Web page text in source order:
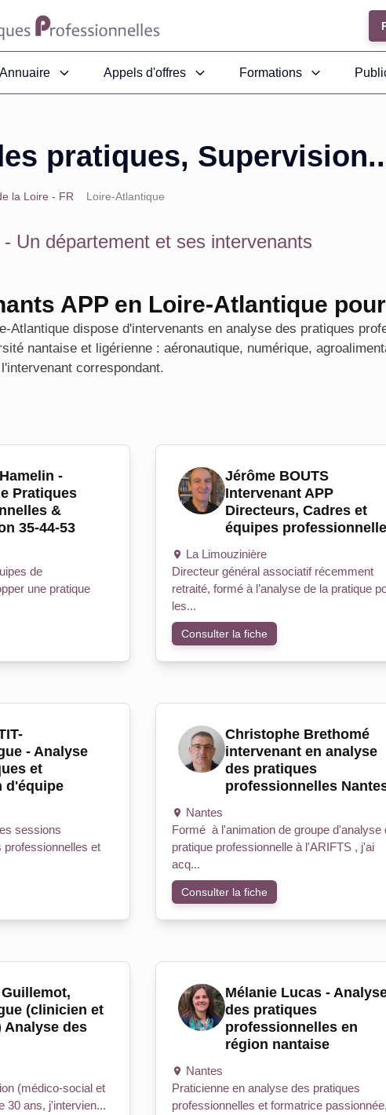
Annuaire Appels d'offres Formations
pratiques,
la Loire - FR Loire-Atlantique
- Un département et ses intervenants
APP en Loire-Atlantique
Atlantique dispose d'intervenants en analyse des pratiques
nantaise et ligérienne : aéronautique, numérique,
correspondant.
-
Pratiques
&
35-44-53
de
une pratique
Jérôme BOUTS
Intervenant APP
Directeurs, Cadres et
équipes
La Limouzinière
Directeur général associatif récemment
retraité, formé à l’analyse de la pratique
les...
Consulter la fiche
- Analyse
et
d'équipe
sessions
professionnelles et
Christophe Brethomé
intervenant en analyse
des pratiques
professionnelles
Nantes
Formé à l'animation de groupe d'analyse
pratique professionnelle à l'ARIFTS , j'ai
acq...
Consulter la fiche
(clinicien et
Analyse des
(médico-social et
30 ans, j'intervien...
Mélanie Lucas -
des pratiques
professionnelles en
région nantaise
Nantes
Praticienne en analyse des pratiques
professionnelles et formatrice passionnée,